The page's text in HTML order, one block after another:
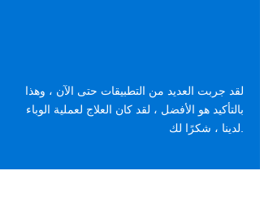
لقد جربت العديد من التطبيقات حتى الآن ، وهذا
بالتأكيد هو الأفضل ، لقد كان العلاج لعملية الوباء